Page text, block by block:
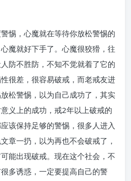
惕，心魔就在等待你放松警惕的
魔就好下手了。心魔很狡猾，往
防不胜防，不知不觉就着了它的
很差，很容易破戒，而老戒友进
松警惕，以为自己成功了，其实
义上的成功，戒2年以上破戒的
该保持足够的警惕，很多人进入
章一扔，以为再也不会破戒了，
能出现破戒。现在这个社会，不
多诱惑，一定要提高自己的警